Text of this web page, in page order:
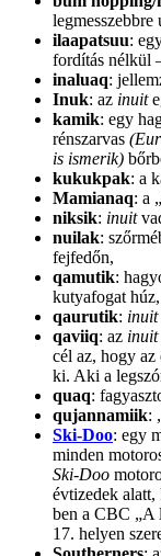
ilaapatsuu:
fordítás nélkül
inaluaq:
Inuk: az inuit
kamik: egy
rénszarvas
is ismerik)
kukukpak: a
Mamianaq: a
niksik: inuit
nuilak:
fejfedőn,
qamutik:
kutyafogat húz,
qaurutik: inuit
qaviiq: az inuit
cél az, hogy az
ki. Aki a
quaq:
qujannamiik:
Ski-Doo: egy
minden
Ski-Doo
évtizedek
ben a CBC „A
17. helyen